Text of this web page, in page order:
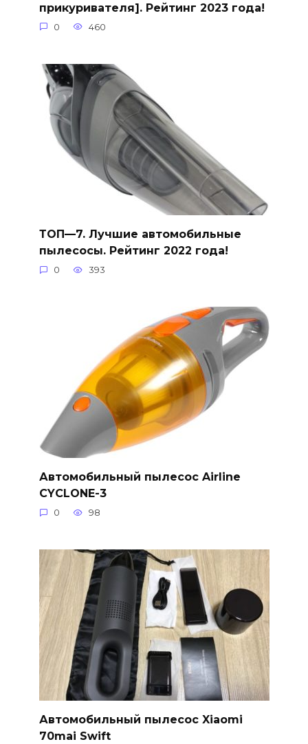
прикуривателя]. Рейтинг 2023 года!
0 460
ТОП—7. Лучшие автомобильные
пылесосы. Рейтинг 2022 года!
0 393
Автомобильный пылесос Airline
CYCLONE-3
0 98
Автомобильный пылесос Xiaomi
70mai Swift